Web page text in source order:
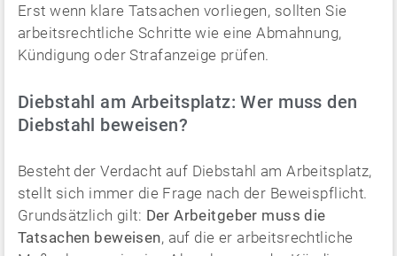
Erst wenn klare Tatsachen vorliegen, sollten Sie
arbeitsrechtliche Schritte wie eine Abmahnung,
Kündigung oder Strafanzeige prüfen.
Diebstahl am Arbeitsplatz: Wer muss den
Diebstahl beweisen?
Besteht der Verdacht auf Diebstahl am Arbeitsplatz,
stellt sich immer die Frage nach der Beweispflicht.
Grundsätzlich gilt: Der Arbeitgeber muss die
Tatsachen beweisen, auf die er arbeitsrechtliche